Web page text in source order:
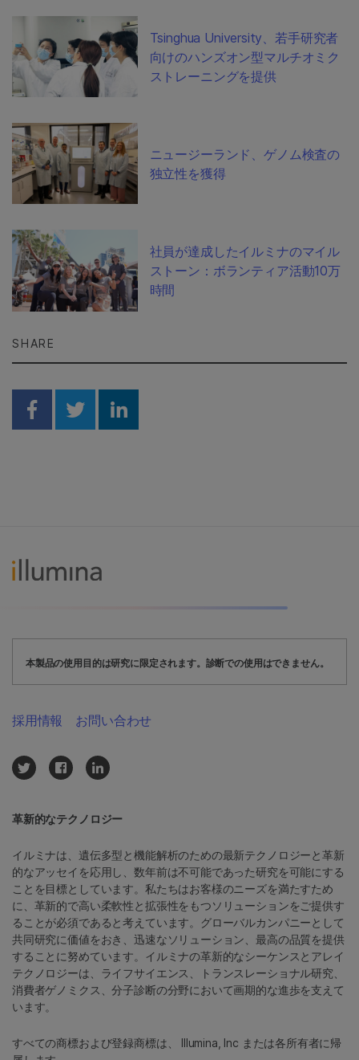
Tsinghua University、若手研究者
向けのハンズオン型マルチオミク
ストレーニングを提供
ニュージーランド、ゲノム検査の
独立性を獲得
社員が達成したイルミナのマイル
ストーン：ボランティア活動10万
時間
SHARE
Share on Facebook
Share on Twitter
Share on Linkedin
本製品の使用目的は研究に限定されます。診断での使用はできません。
革新的なテクノロジー
イルミナは、遺伝多型と機能解析のための最新テクノロジーと革新
的なアッセイを応用し、数年前は不可能であった研究を可能にする
ことを目標としています。私たちはお客様のニーズを満たすため
に、革新的で高い柔軟性と拡張性をもつソリューションをご提供す
ることが必須であると考えています。グローバルカンパニーとして
共同研究に価値をおき、迅速なソリューション、最高の品質を提供
することに努めています。イルミナの革新的なシーケンスとアレイ
テクノロジーは、ライフサイエンス、トランスレーショナル研究、
消費者ゲノミクス、分子診断の分野において画期的な進歩を支えて
います。
すべての商標および登録商標は、 Illumina, Inc または各所有者に帰
採用情報 お問い合わせ